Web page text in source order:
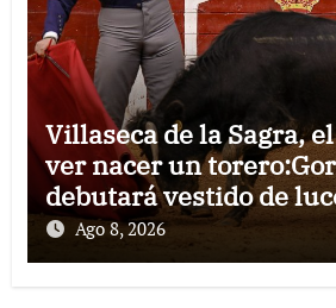
Villaseca de la Sagra,
ver nacer un
debutará vestido de
pueblo
Ago 8, 2026